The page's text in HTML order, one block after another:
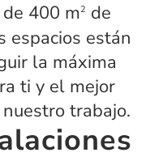
400 m2 de
espacios están
la máxima
ti y el mejor
trabajo.